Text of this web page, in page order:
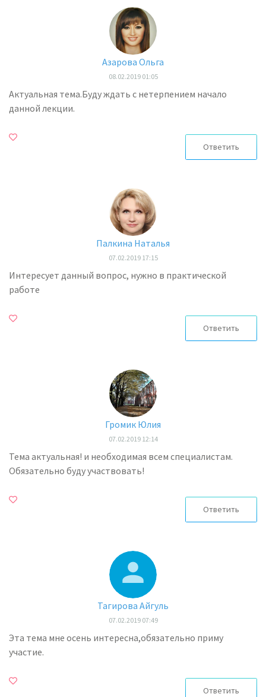
Азарова Ольга
08.02.2019 01:05
Актуальная тема.Буду ждать с нетерпением начало
данной лекции.
Ответить
Палкина Наталья
07.02.2019 17:15
Интересует данный вопрос, нужно в практической
работе
Ответить
Громик Юлия
07.02.2019 12:14
Тема актуальная! и необходимая всем специалистам.
Обязательно буду участвовать!
Ответить
Тагирова Айгуль
07.02.2019 07:49
Эта тема мне осень интересна,обязательно приму
участие.
Ответить